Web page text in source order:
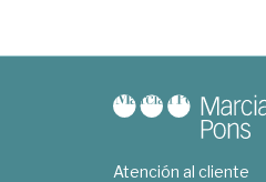
Atención al cliente